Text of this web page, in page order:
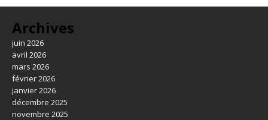
Archives
juin 2026
avril 2026
mars 2026
février 2026
janvier 2026
décembre 2025
novembre 2025